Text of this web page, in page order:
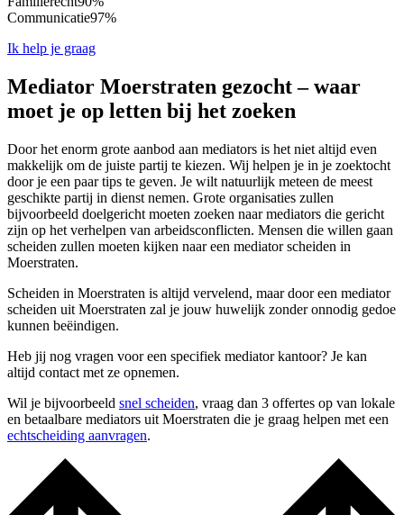
Communicatie97%
Ik help je graag
Mediator Moerstraten gezocht – waar
moet je op letten bij het zoeken
Door het enorm grote aanbod aan mediators is het niet altijd even
makkelijk om de juiste partij te kiezen. Wij helpen je in je zoektocht
door je een paar tips te geven. Je wilt natuurlijk meteen de meest
geschikte partij in dienst nemen. Grote organisaties zullen
bijvoorbeeld doelgericht moeten zoeken naar mediators die gericht
zijn op het verhelpen van arbeidsconflicten. Mensen die willen gaan
scheiden zullen moeten kijken naar een mediator scheiden in
Moerstraten.
Scheiden in Moerstraten is altijd vervelend, maar door een mediator
scheiden uit Moerstraten zal je jouw huwelijk zonder onnodig gedoe
kunnen beëindigen.
Heb jij nog vragen voor een specifiek mediator kantoor? Je kan
altijd contact met ze opnemen.
Wil je bijvoorbeeld snel scheiden, vraag dan 3 offertes op van lokale
en betaalbare mediators uit Moerstraten die je graag helpen met een
echtscheiding aanvragen.